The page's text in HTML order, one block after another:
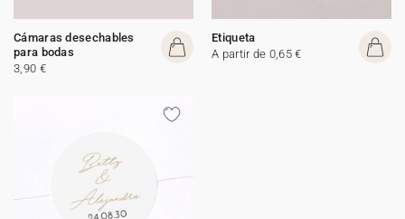
Cámaras desechables
para bodas
3,90 €
Etiqueta
A partir de 0,65 €